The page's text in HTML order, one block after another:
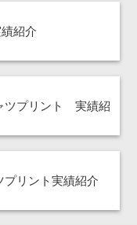
紹介
ツプリント 実績紹
プリント実績紹介